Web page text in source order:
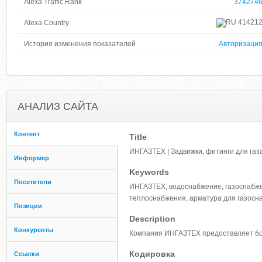
Alexa Traffic Rank 3742746
Alexa Country 414212
История изменения показателей Авторизация
АНАЛИЗ САЙТА
Контент
Информер
Посетители
Позиции
Конкуренты
Ссылки
Title
ИНГАЗТЕХ | Задвижки, фитинги для
Keywords
ИНГАЗТЕХ, водоснабжение,
теплоснабжения, арматура для
Description
Компания ИНГАЗТЕХ предоставляет
Кодировка